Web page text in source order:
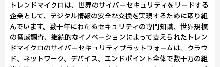
トレンドマイクロは、世界のサイバーセキュリティをリードする
企業として、デジタル情報の安全な交換を実現するために取り組
んでいます。数十年にわたるセキュリティの専門知識、世界規模
の脅威調査、継続的なイノベーションによって支えられたトレン
ドマイクロのサイバーセキュリティプラットフォームは、クラウ
ド、ネットワーク、デバイス、エンドポイント全体で数十万の組